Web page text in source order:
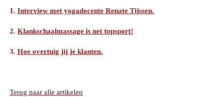
1. Interview met yogadocente Renate Tijssen.
2. Klankschaalmassage is net topsport!
3. Hoe overtuig jij je klanten.
Terug naar alle artikelen